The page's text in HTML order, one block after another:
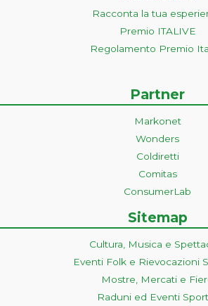
Racconta la tua
Premio ITALIVE
Regolamento Premio
Partner
Markonet
Wonders
Coldiretti
Comitas
ConsumerLab
Sitemap
Cultura, Musica e
Eventi Folk e Rievocazioni
Mostre, Mercati e
Raduni ed Eventi